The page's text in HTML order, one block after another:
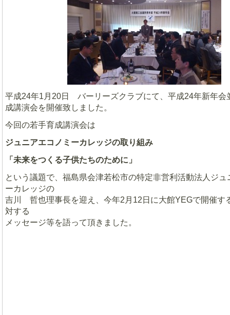
平成24年1月20日 バーリーズクラブにて、平成24年新年会
成講演会を開催致しました。
今回の若手育成講演会は
ジュニアエコノミーカレッジの取り組み
「未来をつくる子供たちのために」
という議題で、福島県会津若松市の特定非営利活動法人ジュ
ーカレッジの
吉川 哲也理事長を迎え、今年2月12日に大館YEGで開催す
対する
メッセージ等を語って頂きました。